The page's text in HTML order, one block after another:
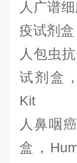
人广谱
疫试剂
人包虫
试剂盒
Kit
人鼻咽
盒，